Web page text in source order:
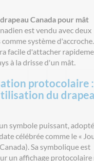
Canada pour mât
est vendu avec deux
système
facile d'attacher
à la drisse d'un mât.
protocolaire :
du
symbole puissant,
célébrée comme le «
Sa symbolique est
un affichage protocolaire